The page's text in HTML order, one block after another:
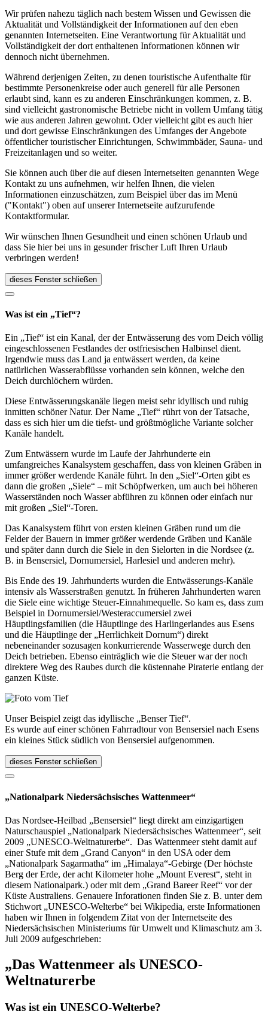
Wir prüfen nahezu täglich nach bestem Wissen und Gewissen die
Aktualität und Vollständigkeit der Informationen auf den eben
genannten Internetseiten. Eine Verantwortung für Aktualität und
Vollständigkeit der dort enthaltenen Informationen können wir
dennoch nicht übernehmen.
Während derjenigen Zeiten, zu denen touristische Aufenthalte für
bestimmte Personenkreise oder auch generell für alle Personen
erlaubt sind, kann es zu anderen Einschränkungen kommen, z. B.
sind vielleicht gastronomische Betriebe nicht in vollem Umfang tätig
wie aus anderen Jahren gewohnt. Oder vielleicht gibt es auch hier
und dort gewisse Einschränkungen des Umfanges der Angebote
öffentlicher touristischer Einrichtungen, Schwimmbäder, Sauna- und
Freizeitanlagen und so weiter.
Sie können auch über die auf diesen Internetseiten genannten Wege
Kontakt zu uns aufnehmen, wir helfen Ihnen, die vielen
Informationen einzuschätzen, zum Beispiel über das im Menü
("Kontakt") oben auf unserer Internetseite aufzurufende
Kontaktformular.
Wir wünschen Ihnen Gesundheit und einen schönen Urlaub und
dass Sie hier bei uns in gesunder frischer Luft Ihren Urlaub
verbringen werden!
dieses Fenster schließen
Was ist ein „Tief“?
Ein „Tief“ ist ein Kanal, der der Entwässerung des vom Deich völlig
eingeschlossenen Festlandes der ostfriesischen Halbinsel dient.
Irgendwie muss das Land ja entwässert werden, da keine
natürlichen Wasserabflüsse vorhanden sein können, welche den
Deich durchlöchern würden.
Diese Entwässerungskanäle liegen meist sehr idyllisch und ruhig
inmitten schöner Natur. Der Name „Tief“ rührt von der Tatsache,
dass es sich hier um die tiefst- und größtmögliche Variante solcher
Kanäle handelt.
Zum Entwässern wurde im Laufe der Jahrhunderte ein
umfangreiches Kanalsystem geschaffen, dass von kleinen Gräben in
immer größer werdende Kanäle führt. In den „Siel“-Orten gibt es
dann die großen „Siele“ – mit Schöpfwerken, um auch bei höheren
Wasserständen noch Wasser abführen zu können oder einfach nur
mit großen „Siel“-Toren.
Das Kanalsystem führt von ersten kleinen Gräben rund um die
Felder der Bauern in immer größer werdende Gräben und Kanäle
und später dann durch die Siele in den Sielorten in die Nordsee (z.
B. in Bensersiel, Dornumersiel, Harlesiel und anderen mehr).
Bis Ende des 19. Jahrhunderts wurden die Entwässerungs-Kanäle
intensiv als Wasserstraßen genutzt. In früheren Jahrhunderten waren
die Siele eine wichtige Steuer-Einnahmequelle. So kam es, dass zum
Beispiel in Dornumersiel/Westeraccumersiel zwei
Häuptlingsfamilien (die Häuptlinge des Harlingerlandes aus Esens
und die Häuptlinge der „Herrlichkeit Dornum“) direkt
nebeneinander sozusagen konkurrierende Wasserwege durch den
Deich betrieben. Ebenso einträglich wie die Steuer war der noch
direktere Weg des Raubes durch die küstennahe Piraterie entlang der
ganzen Küste.
Unser Beispiel zeigt das idyllische „Benser Tief“.
Es wurde auf einer schönen Fahrradtour von Bensersiel nach Esens
ein kleines Stück südlich von Bensersiel aufgenommen.
dieses Fenster schließen
„Nationalpark Niedersächsisches Wattenmeer“
Das Nordsee-Heilbad „Bensersiel“ liegt direkt am einzigartigen
Naturschauspiel „Nationalpark Niedersächsisches Wattenmeer“, seit
2009 „UNESCO-Weltnaturerbe“. Das Wattenmeer steht damit auf
einer Stufe mit dem „Grand Canyon“ in den USA oder dem
„Nationalpark Sagarmatha“ im „Himalaya“-Gebirge (Der höchste
Berg der Erde, der acht Kilometer hohe „Mount Everest“, steht in
diesem Nationalpark.) oder mit dem „Grand Bareer Reef“ vor der
Küste Australiens. Genauere Inforationen finden Sie z. B. unter dem
Stichwort „UNESCO-Welterbe“ bei Wikipedia, erste Informationen
haben wir Ihnen in folgendem Zitat von der Internetseite des
Niedersächsischen Ministeriums für Umwelt und Klimaschutz am 3.
Juli 2009 aufgeschrieben:
„Das Wattenmeer als UNESCO-
Weltnaturerbe
Was ist ein UNESCO-Welterbe?